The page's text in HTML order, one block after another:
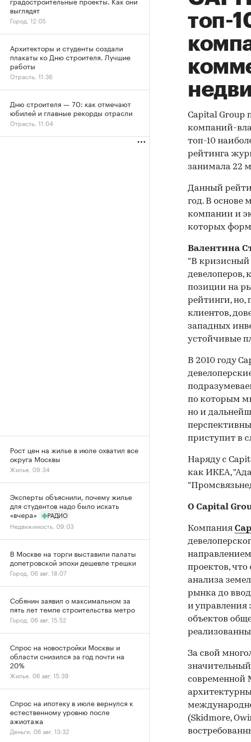
топ-
Capital Group
компаний-
топ-10
рейтинга
занимала 22
Данный
год. В основе
компании и
которых
Валентина
"В кризисный
девелоперов,
позиции на
рейтинги, но,
клиентов,
западных
устойчивые
В 2010 году
по которым
но и
приступит в
Наряду с
как ИКЕА,
О Сapital
Компания
проектов,
анализа
рынка до
и управления
объектов
За свой
современной
(Skidmore,
выглядят
Город, 12:05
Архитекторы и студенты создали
плакаты ко Дню строителя. Лучшие
работы
Отрасль, 11:36
Дню строителя — 70: как отмечают
юбилей и главные рекорды отрасли
Отрасль, 11:04
Рост цен на жилье в июле охватил все
округа Москвы
Жилье, 09:34
Эксперты объяснили, почему жилье
для студентов надо было искать
«вчера»
РАДИО
Недвижимость, 09:03
В Москве на торги выставили палаты
допетровской эпохи дешевле трешки
Город, 06 авг, 18:07
Собянин заявил о максимальном за
пять лет темпе строительства метро
Город, 06 авг, 15:52
Спрос на новостройки Москвы и
области снизился за год почти на
20%
Жилье, 06 авг, 15:39
Спрос на ипотеку в июле вернулся к
естественному уровню после
ажиотажа
Деньги, 06 авг, 13:32